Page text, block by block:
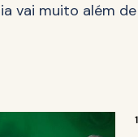
vai muito além